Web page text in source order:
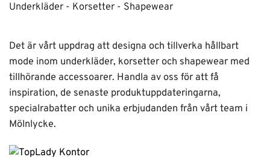
Underkläder - Korsetter - Shapewear
Det är vårt uppdrag att designa och tillverka hållbart
mode inom underkläder, korsetter och shapewear med
tillhörande accessoarer. Handla av oss för att få
inspiration, de senaste produktuppdateringarna,
specialrabatter och unika erbjudanden från vårt team i
Mölnlycke.